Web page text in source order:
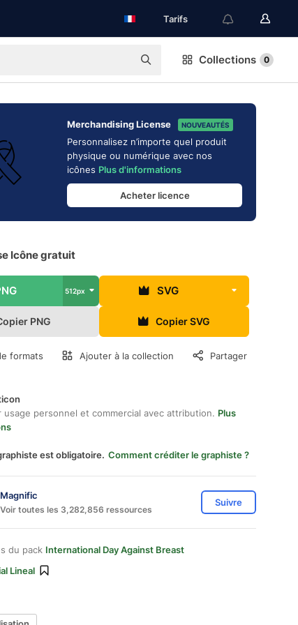
Tarifs
Collections 0
Merchandising License NOUVEAUTÉS
Personnalisez n’importe quel produit
physique ou numérique avec nos
icônes Plus d'informations
Acheter licence
Icône gratuit
512px SVG
PNG Copier SVG
formats Ajouter à la collection Partager
usage personnel et commercial avec attribution. Plus
est obligatoire. Comment créditer le graphiste ?
Magnific
Voir toutes les 3,282,856 ressources
Suivre
du pack International Day Against Breast
Lineal